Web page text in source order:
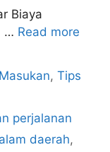
Biaya
… Read more
,Tips
perjalanan
daerah,